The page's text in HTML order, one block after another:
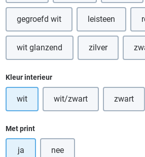
gegroefd wit(Deze optie is momenteel niet
leisteen(Deze optie is
wit glanzend zilver(Deze optie is
Selecteer
Kleur interieur
wit wit/zwart(Deze optie is zwart(Deze
Selecteer
Met print
ja nee